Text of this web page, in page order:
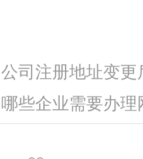
公司注册地址变
些企业需要办